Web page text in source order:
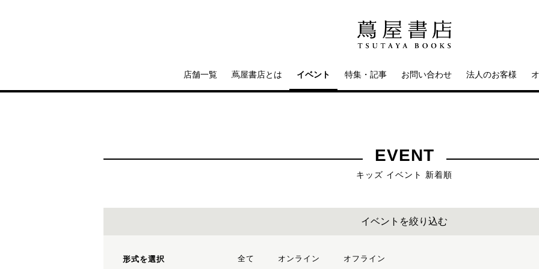
店舗一覧 蔦屋書店とは イベント 特集・記事 お問い合わせ 法人のお客様
EVENT
キッズ イベント 新着順
イベントを絞り込む
形式を選択 全て オンライン オフライン